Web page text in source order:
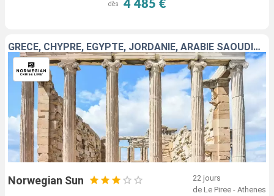
dès 4 485 €
GRÈCE, CHYPRE, EGYPTE, JORDANIE, ARABIE SAOUDITE, OMAN, QATAR, EMIRATS ARABES UNIS
Norwegian Sun
22 jours
de Le Piree - Athenes